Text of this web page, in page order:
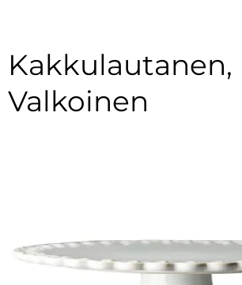
Kakkulautanen,
Valkoinen